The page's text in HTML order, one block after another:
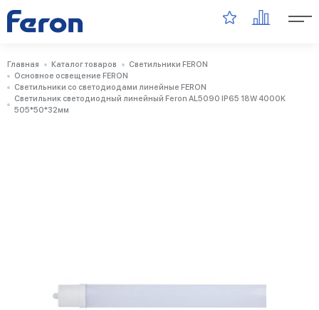
Главная Каталог товаров
Светильники FERON
Основное освещение FERON
Светильники со светодиодами линейные FERON
Светильник светодиодный линейный Feron AL5090 IP65 18W 4000K
505*50*32мм